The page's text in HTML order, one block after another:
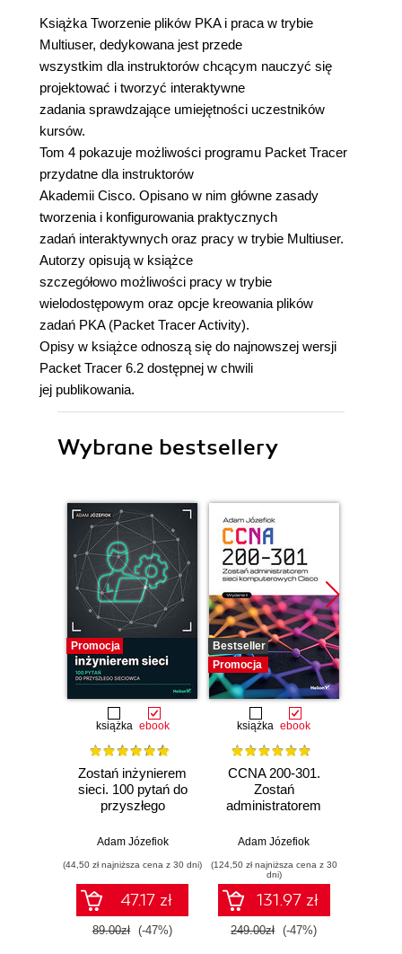
Książka Tworzenie plików PKA i praca w trybie
Multiuser, dedykowana jest przede
wszystkim dla instruktorów chcącym nauczyć się
projektować i tworzyć interaktywne
zadania sprawdzające umiejętności uczestników
kursów.
Tom 4 pokazuje możliwości programu Packet Tracer
przydatne dla instruktorów
Akademii Cisco. Opisano w nim główne zasady
tworzenia i konfigurowania praktycznych
zadań interaktywnych oraz pracy w trybie Multiuser.
Autorzy opisują w książce
szczegółowo możliwości pracy w trybie
wielodostępowym oraz opcje kreowania plików
zadań PKA (Packet Tracer Activity).
Opisy w książce odnoszą się do najnowszej wersji
Packet Tracer 6.2 dostępnej w chwili
jej publikowania.
Wybrane bestsellery
Promocja
książka ebook
Zostań inżynierem
sieci. 100 pytań do
przyszłego
Adam Józefiok
(44,50 zł najniższa cena z 30 dni)
47.17 zł
89.00zł (-47%)
Bestseller
Promocja
książka ebook
CCNA 200-301.
Zostań
administratorem
komputerowych
Adam Józefiok
(124,50 zł najniższa cena z 30
dni)
131.97 zł
249.00zł (-47%)